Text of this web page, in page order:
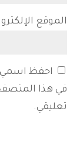
الموقع
احفظ اسمي،
في هذا
تعليقي.